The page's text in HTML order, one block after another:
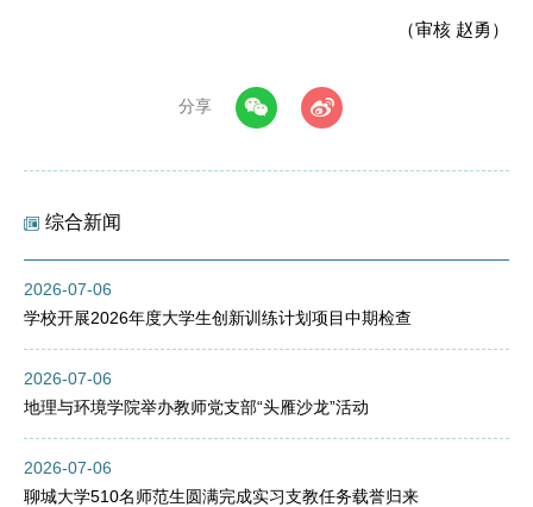
（审核 赵勇）
分享
综合新闻
2026-07-06
学校开展2026年度大学生创新训练计划项目中期检查
2026-07-06
地理与环境学院举办教师党支部“头雁沙龙”活动
2026-07-06
聊城大学510名师范生圆满完成实习支教任务载誉归来